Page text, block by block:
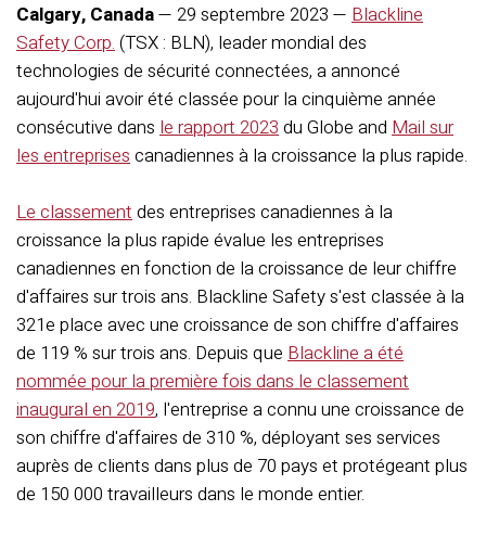
Calgary, Canada— 29 septembre 2023 — Blackline
Safety Corp.(TSX : BLN), leader mondial des
technologies de sécurité connectées, a annoncé
aujourd'hui avoir été classée pour la cinquième année
consécutive dans le rapport 2023du Globe and Mail sur
les entreprisescanadiennes à la croissance la plus rapide.
Le classementdes entreprises canadiennes à la
croissance la plus rapide évalue les entreprises
canadiennes en fonction de la croissance de leur chiffre
d'affaires sur trois ans. Blackline Safety s'est classée à la
321e place avec une croissance de son chiffre d'affaires
de 119 % sur trois ans. Depuis que Blackline a été
nommée pour la première fois dans le classement
inaugural en 2019, l'entreprise a connu une croissance de
son chiffre d'affaires de 310 %, déployant ses services
auprès de clients dans plus de 70 pays et protégeant plus
de 150 000 travailleurs dans le monde entier.